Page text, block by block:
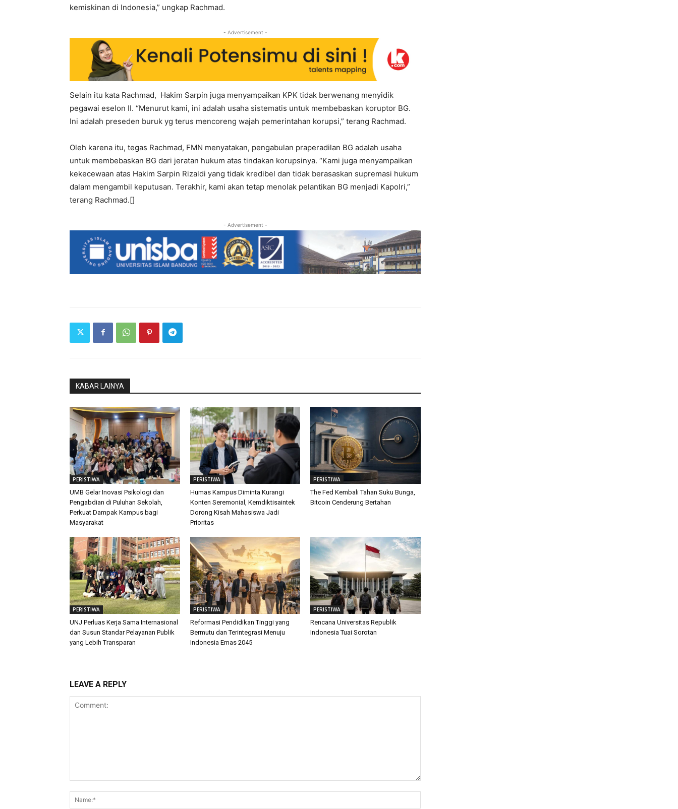
kemiskinan di Indonesia,” ungkap Rachmad.
- Advertisement -
Selain itu kata Rachmad, Hakim Sarpin juga menyampaikan KPK tidak berwenang menyidik
pegawai eselon II. “Menurut kami, ini adalah usaha sistematis untuk membebaskan koruptor BG.
Ini adalah preseden buruk yg terus mencoreng wajah pemerintahan korupsi,” terang Rachmad.
Oleh karena itu, tegas Rachmad, FMN menyatakan, pengabulan praperadilan BG adalah usaha
untuk membebaskan BG dari jeratan hukum atas tindakan korupsinya. “Kami juga menyampaikan
kekecewaan atas Hakim Sarpin Rizaldi yang tidak kredibel dan tidak berasaskan supremasi hukum
dalam mengambil keputusan. Terakhir, kami akan tetap menolak pelantikan BG menjadi Kapolri,”
terang Rachmad.[]
- Advertisement -
KABAR LAINYA
PERISTIWA
UMB Gelar Inovasi Psikologi dan
Pengabdian di Puluhan Sekolah,
Perkuat Dampak Kampus bagi
Masyarakat
PERISTIWA
Humas Kampus Diminta Kurangi
Konten Seremonial, Kemdiktisaintek
Dorong Kisah Mahasiswa Jadi
Prioritas
PERISTIWA
The Fed Kembali Tahan Suku Bunga,
Bitcoin Cenderung Bertahan
PERISTIWA
UNJ Perluas Kerja Sama Internasional
dan Susun Standar Pelayanan Publik
yang Lebih Transparan
PERISTIWA
Reformasi Pendidikan Tinggi yang
Bermutu dan Terintegrasi Menuju
Indonesia Emas 2045
PERISTIWA
Rencana Universitas Republik
Indonesia Tuai Sorotan
LEAVE A REPLY